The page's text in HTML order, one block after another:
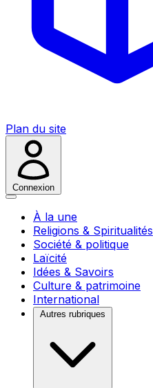
Plan du site
Connexion
À la une
Religions & Spiritualités
Société & politique
Laïcité
Idées & Savoirs
Culture & patrimoine
International
Autres rubriques